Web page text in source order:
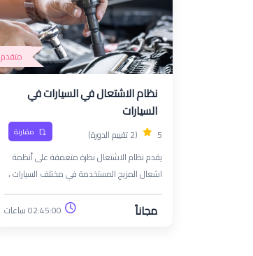
متقدم
نظام الاشتعال في السيارات في
السيارات
5 (2 تقييم الدورة) مقارنة
يقدم نظام الاشتعال نظرة متعمقة على أنظمة
اشعال المزيج المستخدمة في مختلف السيارات ،
مع التركيز على مبادئها وأنواعها ووظائفها
وصيانتها. تم تصميم هذه الدورة لفنيي السيارات
مجاناً 02:45:00 ساعات